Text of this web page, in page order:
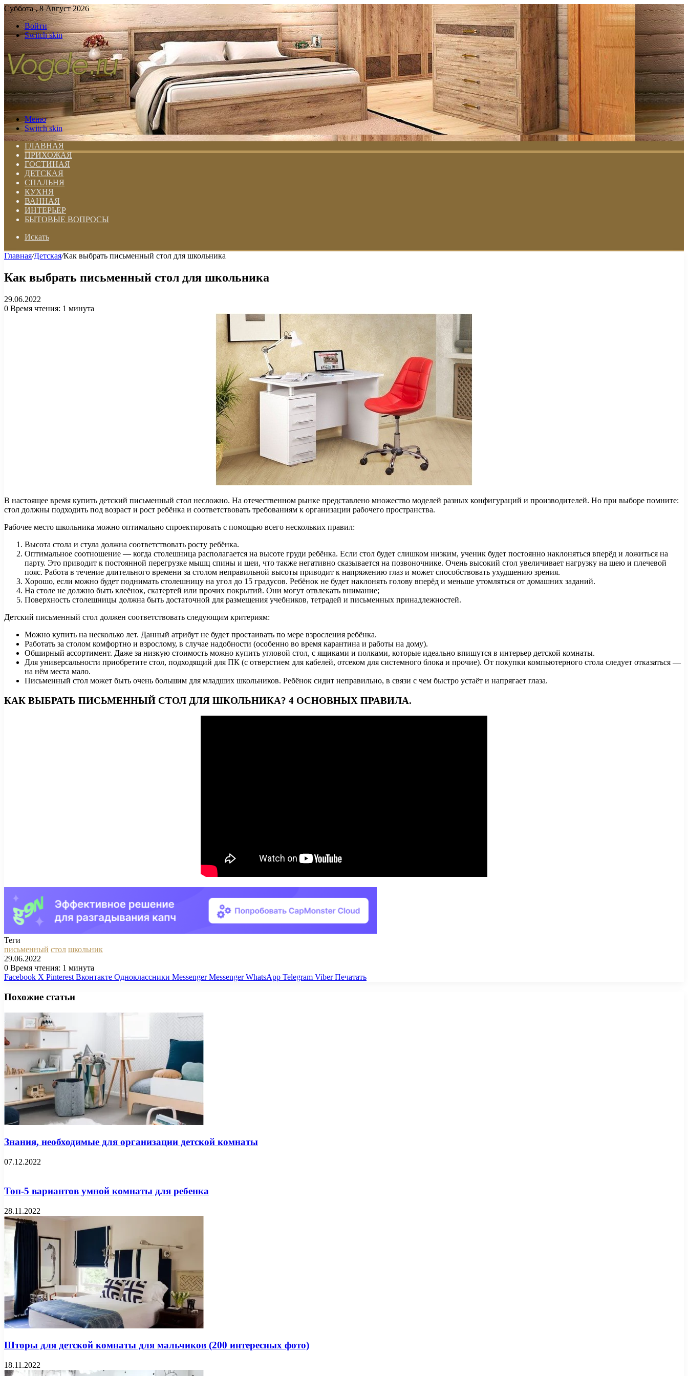
Суббота , 8 Август 2026
Войти
Switch skin
Меню
Switch skin
ГЛАВНАЯ
ПРИХОЖАЯ
ГОСТИНАЯ
ДЕТСКАЯ
СПАЛЬНЯ
КУХНЯ
ВАННАЯ
ИНТЕРЬЕР
БЫТОВЫЕ ВОПРОСЫ
Искать
Главная/Детская/Как выбрать письменный стол для школьника
Как выбрать письменный стол для школьника
29.06.2022
0 Время чтения: 1 минута
В настоящее время купить детский письменный стол несложно. На отечественном рынке представлено множество моделей разных конфигураций и производителей. Но при выборе помните:
стол должны подходить под возраст и рост ребёнка и соответствовать требованиям к организации рабочего пространства.
Рабочее место школьника можно оптимально спроектировать с помощью всего нескольких правил:
Высота стола и стула должна соответствовать росту ребёнка.
Оптимальное соотношение — когда столешница располагается на высоте груди ребёнка. Если стол будет слишком низким, ученик будет постоянно наклоняться вперёд и ложиться на
парту. Это приводит к постоянной перегрузке мышц спины и шеи, что также негативно сказывается на позвоночнике. Очень высокий стол увеличивает нагрузку на шею и плечевой
пояс. Работа в течение длительного времени за столом неправильной высоты приводит к напряжению глаз и может способствовать ухудшению зрения.
Хорошо, если можно будет поднимать столешницу на угол до 15 градусов. Ребёнок не будет наклонять голову вперёд и меньше утомляться от домашних заданий.
На столе не должно быть клеёнок, скатертей или прочих покрытий. Они могут отвлекать внимание;
Поверхность столешницы должна быть достаточной для размещения учебников, тетрадей и письменных принадлежностей.
Детский письменный стол должен соответствовать следующим критериям:
Можно купить на несколько лет. Данный атрибут не будет простаивать по мере взросления ребёнка.
Работать за столом комфортно и взрослому, в случае надобности (особенно во время карантина и работы на дому).
Обширный ассортимент. Даже за низкую стоимость можно купить угловой стол, с ящиками и полками, которые идеально впишутся в интерьер детской комнаты.
Для универсальности приобретите стол, подходящий для ПК (с отверстием для кабелей, отсеком для системного блока и прочие). От покупки компьютерного стола следует отказаться —
на нём места мало.
Письменный стол может быть очень большим для младших школьников. Ребёнок сидит неправильно, в связи с чем быстро устаёт и напрягает глаза.
КАК ВЫБРАТЬ ПИСЬМЕННЫЙ СТОЛ ДЛЯ ШКОЛЬНИКА? 4 ОСНОВНЫХ ПРАВИЛА.
Теги
письменный стол школьник
29.06.2022
0 Время чтения: 1 минута
Facebook X Pinterest Вконтакте Одноклассники Messenger Messenger WhatsApp Telegram Viber Печатать
Похожие статьи
Знания, необходимые для организации детской комнаты
07.12.2022
Топ-5 вариантов умной комнаты для ребенка
28.11.2022
Шторы для детской комнаты для мальчиков (200 интересных фото)
18.11.2022